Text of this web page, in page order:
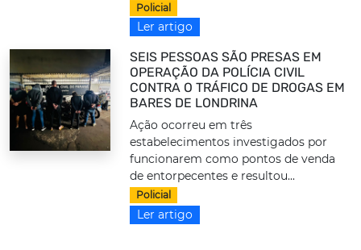
Policial
Ler artigo
SEIS PESSOAS SÃO PRESAS EM
OPERAÇÃO DA POLÍCIA CIVIL
CONTRA O TRÁFICO DE DROGAS EM
BARES DE LONDRINA
Ação ocorreu em três
estabelecimentos investigados por
funcionarem como pontos de venda
de entorpecentes e resultou...
Policial
Ler artigo